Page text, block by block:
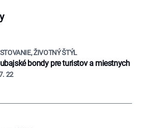
ŽIVOTNÝ ŠTÝL
bondy pre turistov a miestnych
22